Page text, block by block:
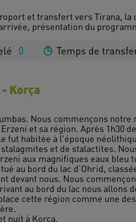
et transfert vers Tirana, la
0 Temps de
Korça
Nous commençons notre
et sa région. Après 1h30
habitée à l'époque
et de stalactites.
aux magnifiques eaux
au bord du lac d’Ohrid,
devant nous. Nous
au bord du lac nous allons
cette région comme une